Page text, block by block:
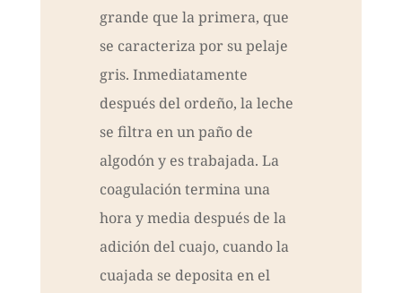
grande que la primera, que
se caracteriza por su pelaje
gris. Inmediatamente
después del ordeño, la leche
se filtra en un paño de
algodón y es trabajada. La
coagulación termina una
hora y media después de la
adición del cuajo, cuando la
cuajada se deposita en el